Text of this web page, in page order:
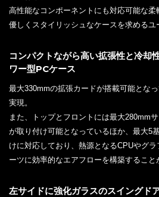
高性能なコンポーネントにも対応可能な柔
優しくスタイリッシュなケースを求めるユ
コンパクトながら高い拡張性と冷却
ワー型PCケース
最大330mmの拡張カードが搭載可能とな
実現。
また、トップとフロントには最大280mm
が取り付け可能となっているほか、最大5
けに対応しており、熱源となるCPUやグ
ーツに効率的なエアフローを構築すること
左サイドに強化ガラスのスイングド